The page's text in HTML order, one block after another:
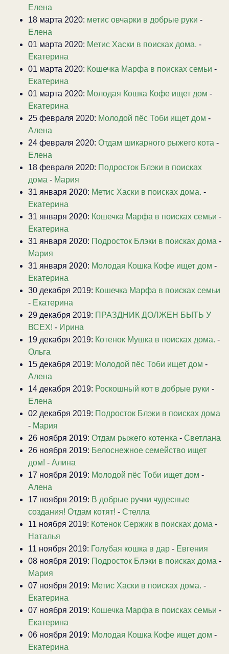
Елена
18 марта 2020: метис овчарки в добрые руки -
Елена
01 марта 2020: Метис Хаски в поисках дома. -
Екатерина
01 марта 2020: Кошечка Марфа в поисках семьи -
Екатерина
01 марта 2020: Молодая Кошка Кофе ищет дом -
Екатерина
25 февраля 2020: Молодой пёс Тоби ищет дом -
Алена
24 февраля 2020: Отдам шикарного рыжего кота -
Елена
18 февраля 2020: Подросток Блэки в поисках
дома - Мария
31 января 2020: Метис Хаски в поисках дома. -
Екатерина
31 января 2020: Кошечка Марфа в поисках семьи -
Екатерина
31 января 2020: Подросток Блэки в поисках дома -
Мария
31 января 2020: Молодая Кошка Кофе ищет дом -
Екатерина
30 декабря 2019: Кошечка Марфа в поисках семьи
- Екатерина
29 декабря 2019: ПРАЗДНИК ДОЛЖЕН БЫТЬ У
ВСЕХ! - Ирина
19 декабря 2019: Котенок Мушка в поисках дома. -
Ольга
15 декабря 2019: Молодой пёс Тоби ищет дом -
Алена
14 декабря 2019: Роскошный кот в добрые руки -
Елена
02 декабря 2019: Подросток Блэки в поисках дома
- Мария
26 ноября 2019: Отдам рыжего котенка - Светлана
26 ноября 2019: Белоснежное семейство ищет
дом! - Алина
17 ноября 2019: Молодой пёс Тоби ищет дом -
Алена
17 ноября 2019: В добрые ручки чудесные
создания! Отдам котят! - Стелла
11 ноября 2019: Котенок Сержик в поисках дома -
Наталья
11 ноября 2019: Голубая кошка в дар - Евгения
08 ноября 2019: Подросток Блэки в поисках дома -
Мария
07 ноября 2019: Метис Хаски в поисках дома. -
Екатерина
07 ноября 2019: Кошечка Марфа в поисках семьи -
Екатерина
06 ноября 2019: Молодая Кошка Кофе ищет дом -
Екатерина